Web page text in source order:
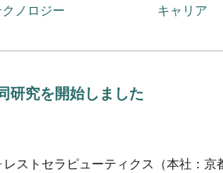
ノロジー キャリア
研究を開始しました
ストセラピューティクス（本社：